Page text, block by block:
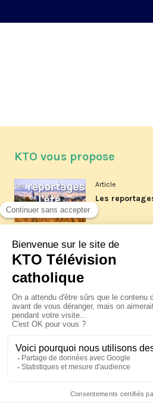
KTO vous propose
Article
Les
Article
La visite
XIV à Assise
Article
Le pape en